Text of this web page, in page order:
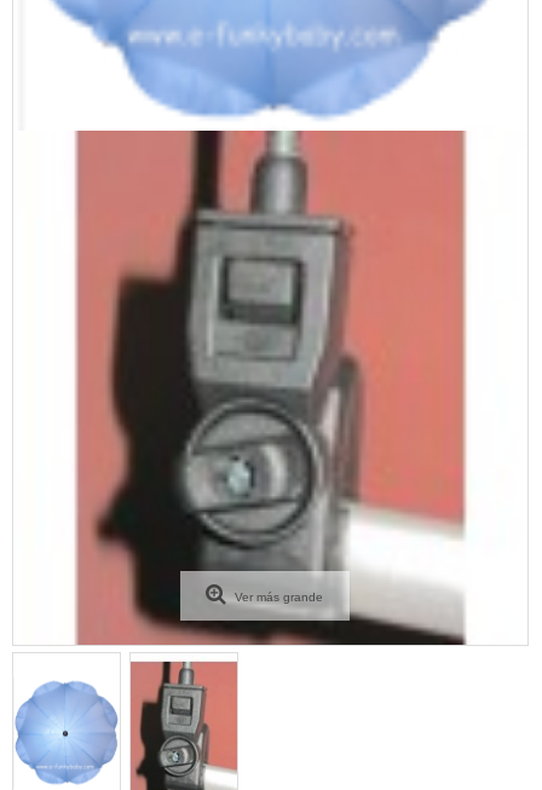
Ver más grande